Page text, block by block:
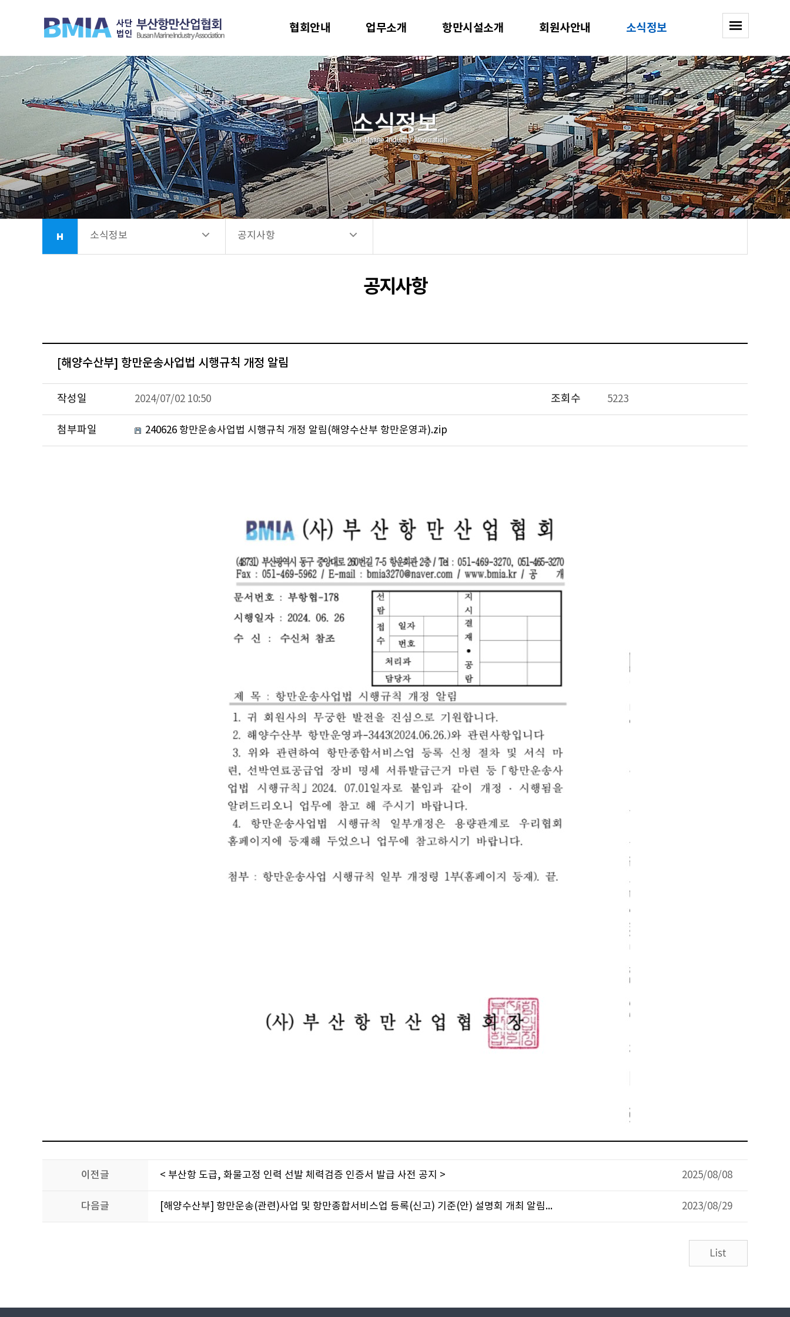
협회안내 업무소개 항만시설소개 회원사안내 소식정보
소식정보
Busan Marine Industry Association
소식정보
업무소개
항만시설소개
회원사안내
소식정보
공지사항
공지사항
[해양수산부] 항만운송사업법 시행규칙 개정 알림
작성일 2024/07/02 10:50 조회수 5223
첨부파일 240626 항만운송사업법 시행규칙 개정 알림(해양수산부 항만운영과).zip
이전글 < 부산항 도급, 화물고정 인력 선발 체력검증 인증서 발급 사전 공지 > 2025/08/08
다음글 [해양수산부] 항만운송(관련)사업 및 항만종합서비스업 등록(신고) 기준(안) 설명회 개최 알림... 2023/08/29